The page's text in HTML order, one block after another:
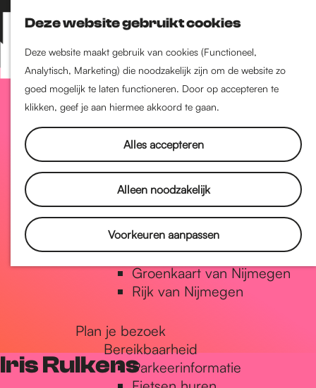
Deze website gebruikt cookies
Deze website maakt gebruik van cookies (Functioneel,
Analytisch, Marketing) die noodzakelijk zijn om de website zo
goed mogelijk te laten functioneren. Door op accepteren te
klikken, geef je aan hiermee akkoord te gaan.
Alles accepteren
Alleen noodzakelijk
Voorkeuren aanpassen
Z
o
e
k
e
K
a
a
r
t
M
e
n
Nijmegen-Nieuw-West
Nijmegen-Oud-West
Dukenburg
Lindenholt
Historie
De oudste stad van
Nederland
Historische tijdlijn
Romeinse Limes
Vrede van Nijmegen Penning
Natuur in Nijmegen
Groenkaart van Nijmegen
Rijk van Nijmegen
Plan je bezoek
Bereikbaarheid
Parkeerinformatie
Iris Rulkens